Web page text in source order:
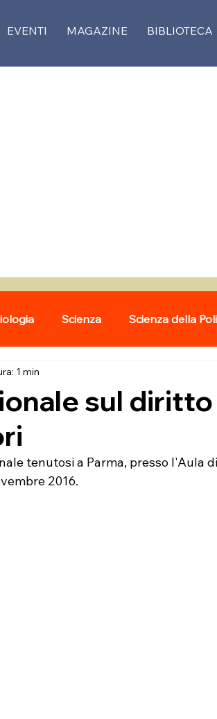
EVENTI MAGAZINE BIBLIOTECA
Scienza Scienza della
sul diritto
1 min
tenutosi a Parma, presso l'Aula
2016.